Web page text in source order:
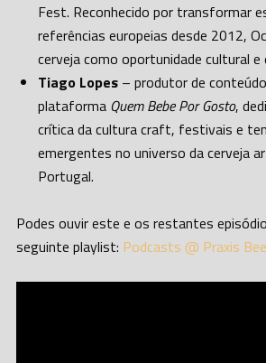
Fest. Reconhecido por transformar
referências europeias desde 2012,
cerveja como oportunidade cultural e
Tiago Lopes– produtor de
plataforma Quem Bebe Por Gosto,
crítica da cultura craft, festivais e
emergentes no universo da cerveja
Portugal.
Podes ouvir este e os restantes
seguinte playlist: Podcasts @ Praxis